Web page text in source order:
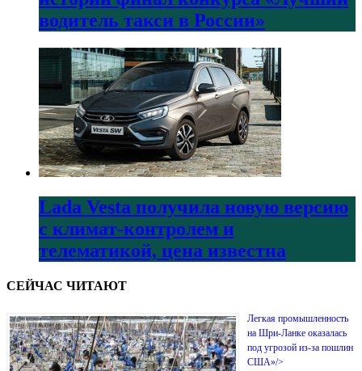
водитель такси в России»
Lada Vesta получила новую версию
с климат-контролем и
телематикой, цена известна
СЕЙЧАС ЧИТАЮТ
Легкая промышленность
на Шри-Ланке оказалась
под угрозой из-за пошлин
США»/>